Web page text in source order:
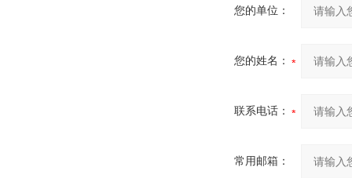
您的单位：
您的姓名：
联系电话：
常用邮箱：